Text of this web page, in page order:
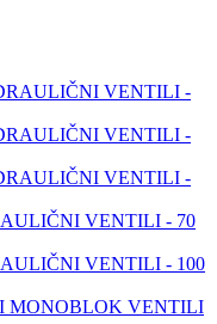
VENTILI -
VENTILI -
VENTILI -
VENTILI - 70
VENTILI - 100
MONOBLOK VENTILI